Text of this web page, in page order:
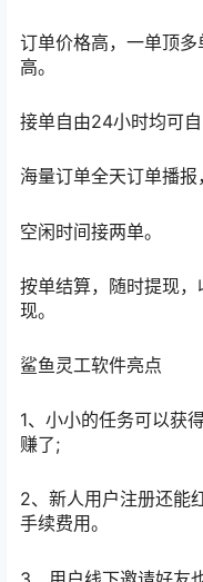
订单价格高，一单顶
高。
接单自由24小时均可自
海量订单全天订单播报
空闲时间接两单。
按单结算，随时提现
现。
鲨鱼灵工软件亮点
1、小小的任务可以获
赚了;
2、新人用户注册还能
手续费用。